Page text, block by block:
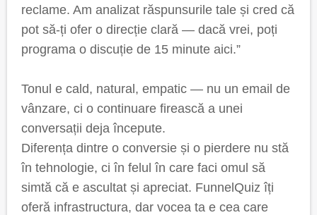
reclame. Am analizat răspunsurile tale și cred că
pot să-ți ofer o direcție clară — dacă vrei, poți
programa o discuție de 15 minute aici.”
Tonul e cald, natural, empatic — nu un email de
vânzare, ci o continuare firească a unei
conversații deja începute.
Diferența dintre o conversie și o pierdere nu stă
în tehnologie, ci în felul în care faci omul să
simtă că e ascultat și apreciat. FunnelQuiz îți
oferă infrastructura, dar vocea ta e cea care